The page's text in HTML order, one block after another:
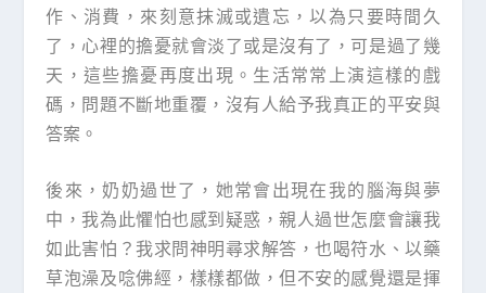
作、消費，來刻意抹滅或遺忘，以為只要時間久
了，心裡的擔憂就會淡了或是沒有了，可是過了幾
天，這些擔憂再度出現。生活常常上演這樣的戲
碼，問題不斷地重覆，沒有人給予我真正的平安與
答案。
後來，奶奶過世了，她常會出現在我的腦海與夢
中，我為此懼怕也感到疑惑，親人過世怎麼會讓我
如此害怕？我求問神明尋求解答，也喝符水、以藥
草泡澡及唸佛經，樣樣都做，但不安的感覺還是揮